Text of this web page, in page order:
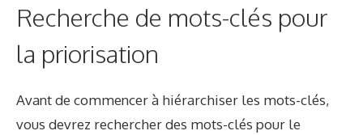
Recherche de mots-clés pour
la priorisation
Avant de commencer à hiérarchiser les mots-clés,
vous devrez rechercher des mots-clés pour le